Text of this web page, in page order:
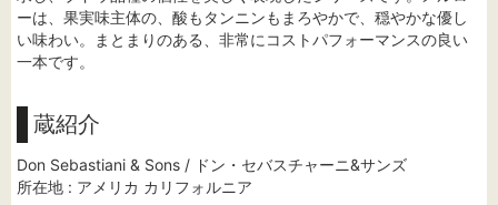
ーは、果実味主体の、酸もタンニンもまろやかで、穏やかな優し
い味わい。まとまりのある、非常にコストパフォーマンスの良い
一本です。
蔵紹介
Don Sebastiani & Sons / ドン・セバスチャーニ&サンズ
所在地 : アメリカ カリフォルニア